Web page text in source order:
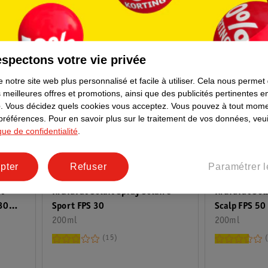
Kruidvat Solait Spray Solaire
Sport FPS 30
200ml
8.99
15
Kruidvat
Scalp FPS 50
200ml
9.
49
votre vie privée
notre site web plus personnalisé et facile à utiliser. Cela nous permet
meilleures offres et promotions, ainsi que des publicités pertinentes
Vous décidez quels cookies vous acceptez. Vous pouvez à tout
Pour en savoir plus sur le traitement de vos données,
de confidentialité
Paramétrer
Refuser